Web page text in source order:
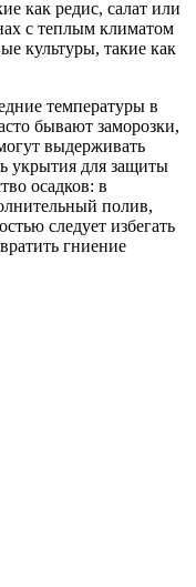
как редис, салат или
с теплым климатом
культуры, такие как
температуры в
бывают заморозки,
выдерживать
укрытия для защиты
осадков: в
полив,
следует избегать
гниение